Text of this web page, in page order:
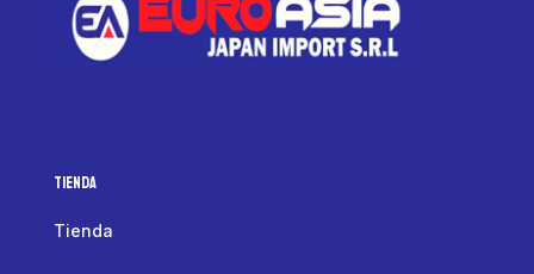
Tienda
Tienda